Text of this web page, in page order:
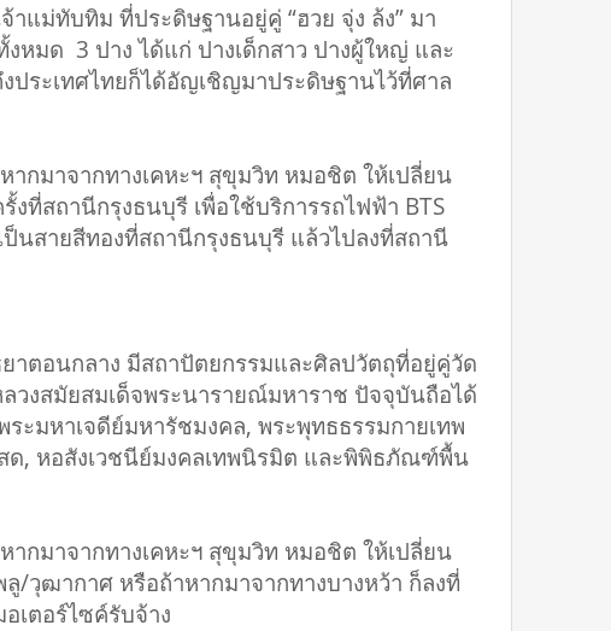
ม่ทับทิม ที่ประดิษฐานอยู่คู่ “ฮวย จุ่ง ล้ง” มา
หมด 3 ปาง ได้แก่ ปางเด็กสาว ปางผู้ใหญ่ และ
ประเทศไทยก็ได้อัญเชิญมาประดิษฐานไว้ที่ศาล
ากมาจากทางเคหะฯ สุขุมวิท หมอชิต ให้เปลี่ยน
ที่สถานีกรุงธนบุรี เพื่อใช้บริการรถไฟฟ้า BTS
นสายสีทองที่สถานีกรุงธนบุรี แล้วไปลงที่สถานี
อนกลาง มีสถาปัตยกรรมและศิลปวัตถุที่อยู่คู่วัด
วงสมัยสมเด็จพระนารายณ์มหาราช ปัจจุบันถือได้
ะมหาเจดีย์มหารัชมงคล, พระพุทธธรรมกายเทพ
ด, หอสังเวชนีย์มงคลเทพนิรมิต และพิพิธภัณฑ์พื้น
ากมาจากทางเคหะฯ สุขุมวิท หมอชิต ให้เปลี่ยน
/วุฒากาศ หรือถ้าหากมาจากทางบางหว้า ก็ลงที่
เตอร์ไซค์รับจ้าง